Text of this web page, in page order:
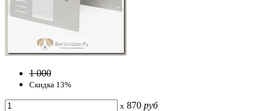
1 000
Скидка 13%
x 870 руб